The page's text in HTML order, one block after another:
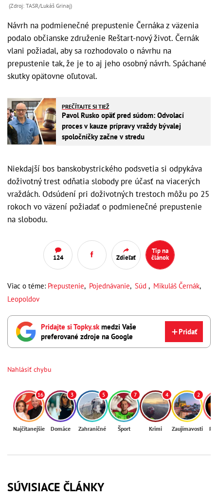
(Zdroj: TASR/Lukáš Grinaj)
Návrh na podmienečné prepustenie Černáka z väzenia
podalo občianske združenie Reštart-nový život. Černák
vlani požiadal, aby sa rozhodovalo o návrhu na
prepustenie tak, že je to aj jeho osobný návrh. Spáchané
skutky opätovne oľutoval.
PREČÍTAJTE SI TIEŽ
Pavol Rusko opäť pred súdom: Odvolací
proces v kauze prípravy vraždy bývalej
spoločníčky začne v stredu
Niekdajší bos banskobystrického podsvetia si odpykáva
doživotný trest odňatia slobody pre účasť na viacerých
vraždách. Odsúdení pri doživotných trestoch môžu po 25
rokoch vo väzení požiadať o podmienečné prepustenie
na slobodu.
124 Zdieľať
Tip na
článok
Viac o téme: Prepustenie, Pojednávanie, Súd , Mikuláš Černák,
Leopoldov
Pridajte si Topky.skmedzi Vaše
preferované zdroje na Google
Pridať
Nahlásiť chybu
16
Najčítanejšie
3
Domáce
5
Zahraničné
7
Šport
4
Krimi
2
Zaujímavosti
SÚVISIACE ČLÁNKY